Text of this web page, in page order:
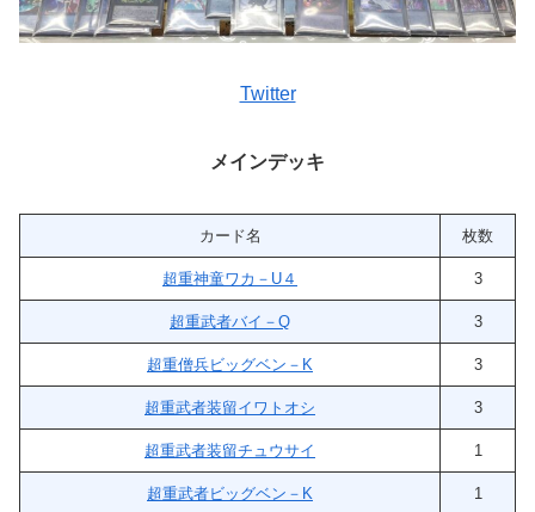
Twitter
メインデッキ
カード名 枚数
超重神童ワカ－U４ 3
超重武者バイ－Q 3
超重僧兵ビッグベン－K 3
超重武者装留イワトオシ 3
超重武者装留チュウサイ 1
超重武者ビッグベン－K 1